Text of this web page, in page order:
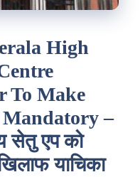
High
To Make
–
सेतु एप को
याचिका